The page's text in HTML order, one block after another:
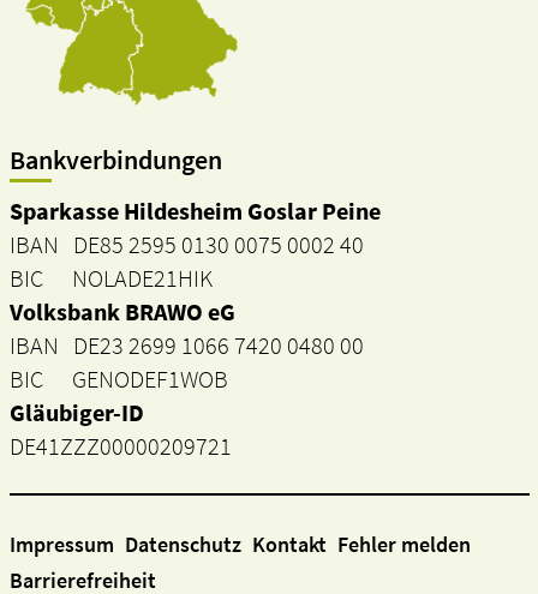
Bankverbindungen
Sparkasse Hildesheim Goslar Peine
IBAN DE85 2595 0130 0075 0002 40
BIC NOLADE21HIK
Volksbank BRAWO eG
IBAN DE23 2699 1066 7420 0480 00
BIC GENODEF1WOB
Gläubiger-ID
DE41ZZZ00000209721
Impressum Datenschutz Kontakt Fehler melden
Barrierefreiheit